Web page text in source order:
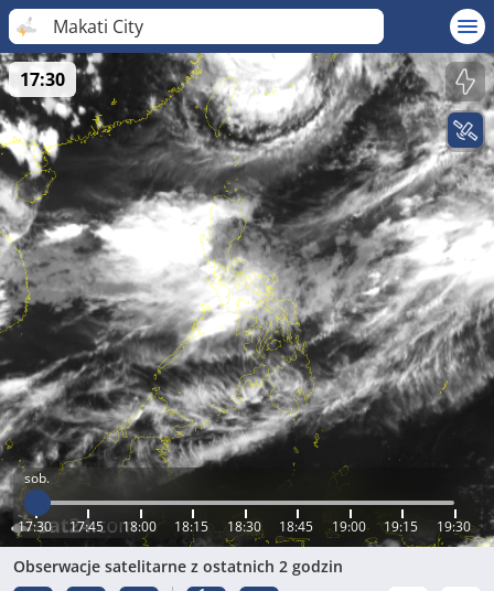
Makati City
sob.
17:30 17:45 18:00 18:15 18:30 18:45 19:00 19:15 19:30
17:30
Obserwacje satelitarne z ostatnich 2 godzin